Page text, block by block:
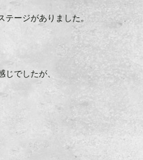
ージがありました。
でしたが、